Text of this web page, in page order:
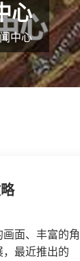
心
中心
面、丰富的角
最近推出的